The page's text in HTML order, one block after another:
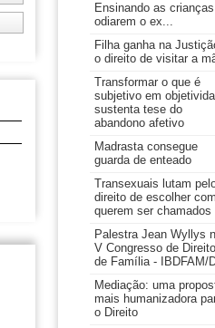
Ensinando as
odiarem o ex...
Filha ganha na
o direito de visitar a
Transformar o que é
subjetivo em
sustenta tese do
abandono afetivo
Madrasta consegue
guarda de enteado
Transexuais lutam
direito de escolher
querem ser chamados
Palestra Jean Wyllys
V Congresso de Direito
de Família - IBDFAM/
Mediação: uma
mais humanizadora
o Direito